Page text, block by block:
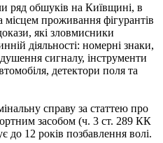
ряд обшуків на Київщині, в
місцем проживання фігурантів
які зловмисники
діяльності: номерні знаки,
сигналу, інструменти
детектори поля та
справу за статтею про
засобом (ч. 3 ст. 289 КК
до 12 років позбавлення волі.